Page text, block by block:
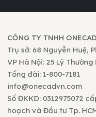
CÔNG TY TNHH
Trụ sở: 68 Nguyễn Huệ,
VP Hà Nội: 25 Lý
Tổng đài: 1-800-7181
info@onecadvn.com
Số ĐKKD: 0312975072
hoạch và Đầu tư Tp.